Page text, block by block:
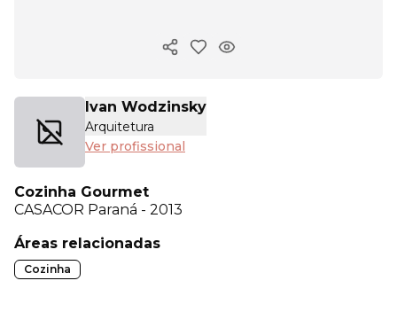
Copiar link
Ivan Wodzinsky
Arquitetura
Ver profissional
Cozinha Gourmet
CASACOR Paraná - 2013
Áreas relacionadas
Cozinha